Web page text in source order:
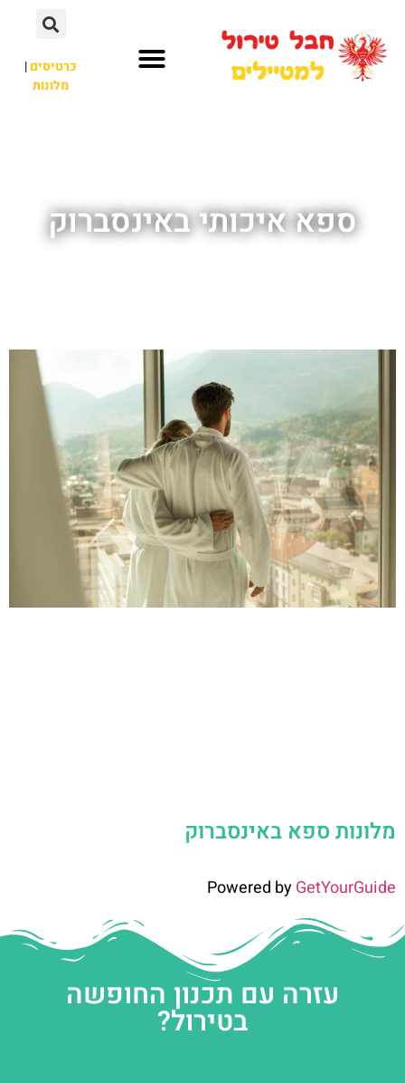
כרטיסים|
מלונות
ספא איכותי באינסברוק
מלונות ספא באינסברוק
Powered byGetYourGuide
עזרה עם תכנון החופשה
בטירול?